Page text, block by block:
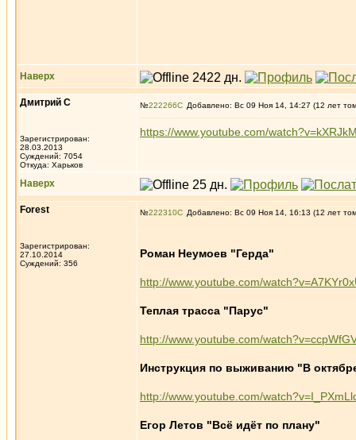
Наверх
Дмитрий С
Зарегистрирован:
28.03.2013
Суждений: 7054
Откуда: Харьков
№222266 Добавлено: Вс 09 Ноя 14, 14:27 (12 лет
https://www.youtube.com/
Наверх
Forest
Зарегистрирован:
27.10.2014
Суждений: 356
№222310 Добавлено: Вс 09 Ноя 14, 16:13 (12 лет
Роман Неумоев "Герда"
http://www.youtube.com/
Теплая трасса "Парус"
http://www.youtube.com/
Инструкция по выживанию "В
http://www.youtube.com/
Егор Летов "Всё идёт по плану"